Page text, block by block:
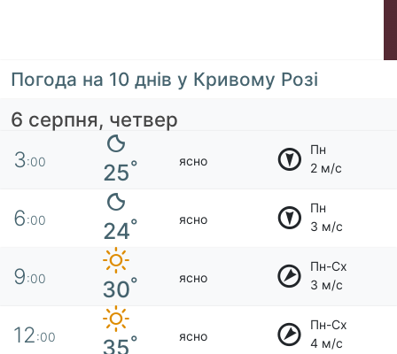
Погода на 10 днів у Кривому Розі
6 серпня, четвер
3:00 25° ясно
Пн
2 м/с
6:00 24° ясно
Пн
3 м/с
9:00 30° ясно
Пн-Сх
3 м/с
12:00 35° ясно
Пн-Сх
4 м/с